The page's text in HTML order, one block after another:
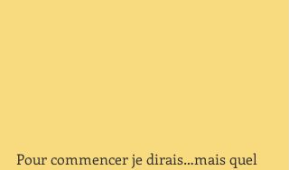
Pour commencer je dirais…mais quel